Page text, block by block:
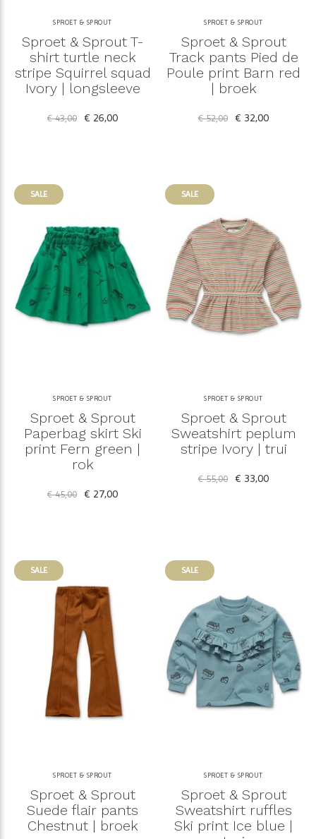
SPROET & SPROUT
Sproet & Sprout T-
shirt turtle neck
stripe Squirrel squad
Ivory | longsleeve
€ 43,00 € 26,00
SPROET & SPROUT
Sproet & Sprout
Track pants Pied de
Poule print Barn red
| broek
€ 52,00 € 32,00
SALE
SPROET & SPROUT
Sproet & Sprout
Paperbag skirt Ski
print Fern green |
rok
€ 45,00 € 27,00
SALE
SPROET & SPROUT
Sproet & Sprout
Sweatshirt peplum
stripe Ivory | trui
€ 55,00 € 33,00
SALE
SPROET & SPROUT
Sproet & Sprout
Suede flair pants
Chestnut | broek
SALE
SPROET & SPROUT
Sproet & Sprout
Sweatshirt ruffles
Ski print Ice blue |